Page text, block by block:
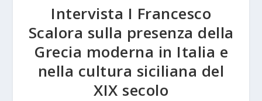
Intervista I Francesco
Scalora sulla presenza della
Grecia moderna in Italia e
nella cultura siciliana del
XIX secolo